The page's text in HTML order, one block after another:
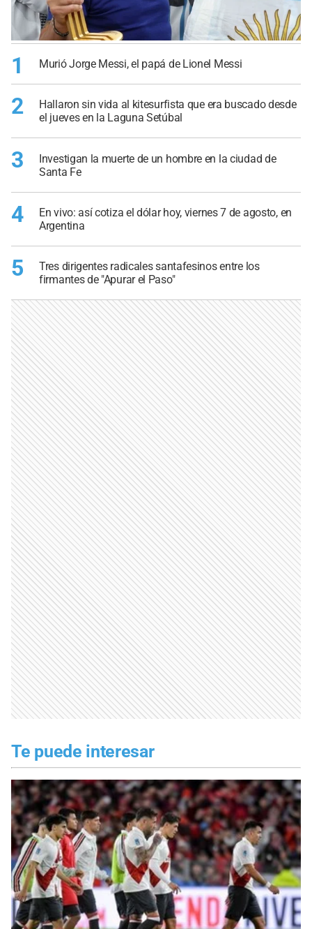
1 Murió Jorge Messi, el papá de Lionel Messi
2
Hallaron sin vida al kitesurfista que era buscado desde
el jueves en la Laguna Setúbal
3
Investigan la muerte de un hombre en la ciudad de
Santa Fe
4
En vivo: así cotiza el dólar hoy, viernes 7 de agosto, en
Argentina
5
Tres dirigentes radicales santafesinos entre los
firmantes de "Apurar el Paso"
Te puede interesar